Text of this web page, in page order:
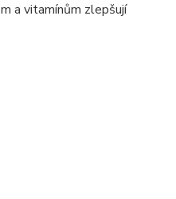
a vitamínům zlepšují